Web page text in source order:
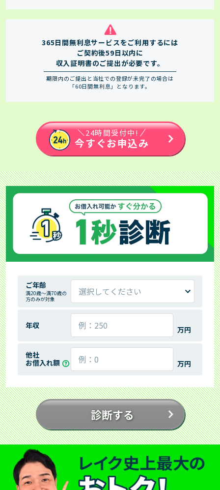
365日間無利息サービスをご利用するには
ご契約後59日以内に
収入証明書のご提出が必要です。
期限内のご提出と当社での登録が未完了の場合は
「60日間無利息」となります。
24時間受付中!
今すぐお申込み
ご年齢
満20歳～満70歳の
方のみが対象
年収 万円
他社
お借入れ額
万円
診断する